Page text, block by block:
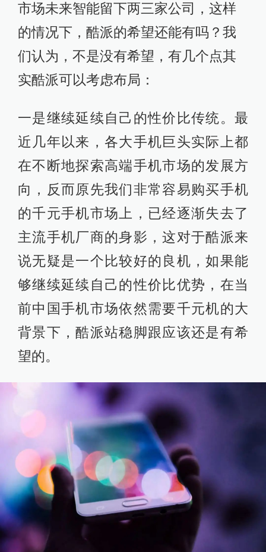
市场未来智能留下两三家公司，这样
的情况下，酷派的希望还能有吗？我
们认为，不是没有希望，有几个点其
实酷派可以考虑布局：
一是继续延续自己的性价比传统。最
近几年以来，各大手机巨头实际上都
在不断地探索高端手机市场的发展方
向，反而原先我们非常容易购买手机
的千元手机市场上，已经逐渐失去了
主流手机厂商的身影，这对于酷派来
说无疑是一个比较好的良机，如果能
够继续延续自己的性价比优势，在当
前中国手机市场依然需要千元机的大
背景下，酷派站稳脚跟应该还是有希
望的。